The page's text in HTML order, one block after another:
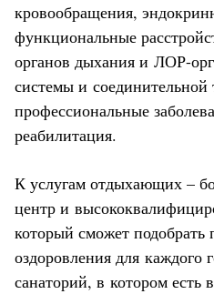
кровообращения,
функциональные
органов дыхания и ЛОР-
системы и соединительной
профессиональные
реабилитация.
К услугам отдыхающих –
центр и
который сможет
оздоровления для каждого
санаторий, в котором есть